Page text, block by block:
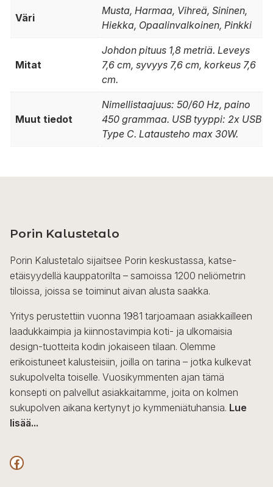
Väri
Musta, Harmaa, Vihreä, Sininen,
Hiekka, Opaalinvalkoinen, Pinkki
Mitat
Johdon pituus 1,8 metriä. Leveys
7,6 cm, syvyys 7,6 cm, korkeus 7,6
cm.
Muut tiedot
Nimellistaajuus: 50/60 Hz, paino
450 grammaa. USB tyyppi: 2x USB
Type C. Latausteho max 30W.
Porin Kalustetalo
Porin Kalustetalo sijaitsee Porin keskustassa, katse-
etäisyydellä kauppatorilta – samoissa 1200 neliömetrin
tiloissa, joissa se toiminut aivan alusta saakka.
Yritys perustettiin vuonna 1981 tarjoamaan asiakkailleen
laadukkaimpia ja kiinnostavimpia koti- ja ulkomaisia
design-tuotteita kodin jokaiseen tilaan. Olemme
erikoistuneet kalusteisiin, joilla on tarina – jotka kulkevat
sukupolvelta toiselle. Vuosikymmenten ajan tämä
konsepti on palvellut asiakkaitamme, joita on kolmen
sukupolven aikana kertynyt jo kymmeniätuhansia. Lue
lisää...
F